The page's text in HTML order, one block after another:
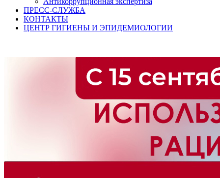
ПРЕСС-СЛУЖБА
КОНТАКТЫ
ЦЕНТР ГИГИЕНЫ И ЭПИДЕМИОЛОГИИ